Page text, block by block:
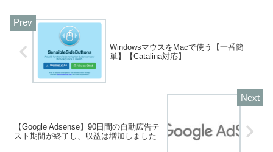
WindowsマウスをMacで使う【一番簡
単】【Catalina対応】
【Google Adsense】90日間の自動広告テ
スト期間が終了し、収益は増加しました